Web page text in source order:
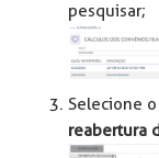
pesquisar;
Selecione
reabertura